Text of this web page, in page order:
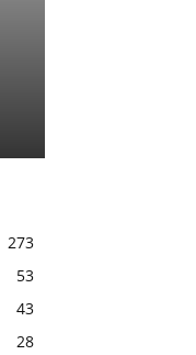
273
53
43
28